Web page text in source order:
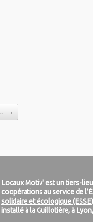
→
Locaux Motiv' est untiers-
coopérations au service de
solidaire et écologique
installé à la Guillotière, à